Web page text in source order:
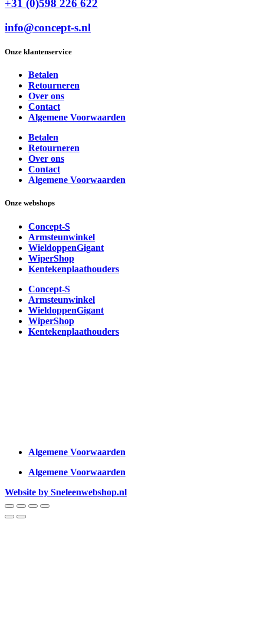
+31 (0)598 226 622
info@concept-s.nl
Onze klantenservice
Betalen
Retourneren
Over ons
Contact
Algemene Voorwaarden
Betalen
Retourneren
Over ons
Contact
Algemene Voorwaarden
Onze webshops
Concept-S
Armsteunwinkel
WieldoppenGigant
WiperShop
Kentekenplaathouders
Concept-S
Armsteunwinkel
WieldoppenGigant
WiperShop
Kentekenplaathouders
Algemene Voorwaarden
Algemene Voorwaarden
Website by Sneleenwebshop.nl